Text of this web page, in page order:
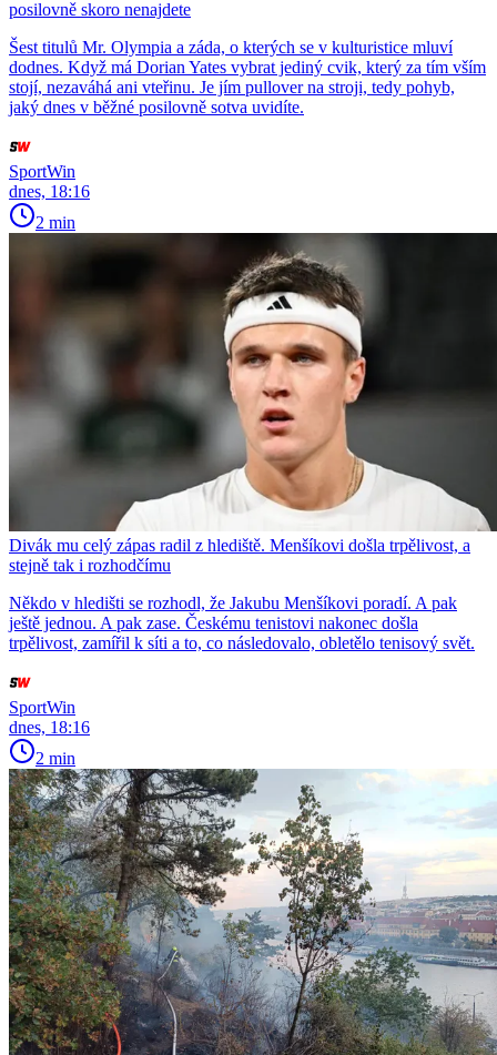
posilovně skoro nenajdete
Šest titulů Mr. Olympia a záda, o kterých se v kulturistice mluví
dodnes. Když má Dorian Yates vybrat jediný cvik, který za tím vším
stojí, nezaváhá ani vteřinu. Je jím pullover na stroji, tedy pohyb,
jaký dnes v běžné posilovně sotva uvidíte.
SportWin
dnes, 18:16
2 min
Divák mu celý zápas radil z hlediště. Menšíkovi došla trpělivost, a
stejně tak i rozhodčímu
Někdo v hledišti se rozhodl, že Jakubu Menšíkovi poradí. A pak
ještě jednou. A pak zase. Českému tenistovi nakonec došla
trpělivost, zamířil k síti a to, co následovalo, obletělo tenisový svět.
SportWin
dnes, 18:16
2 min